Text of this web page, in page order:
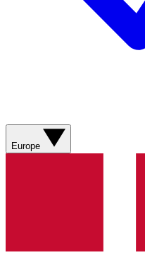
Europe